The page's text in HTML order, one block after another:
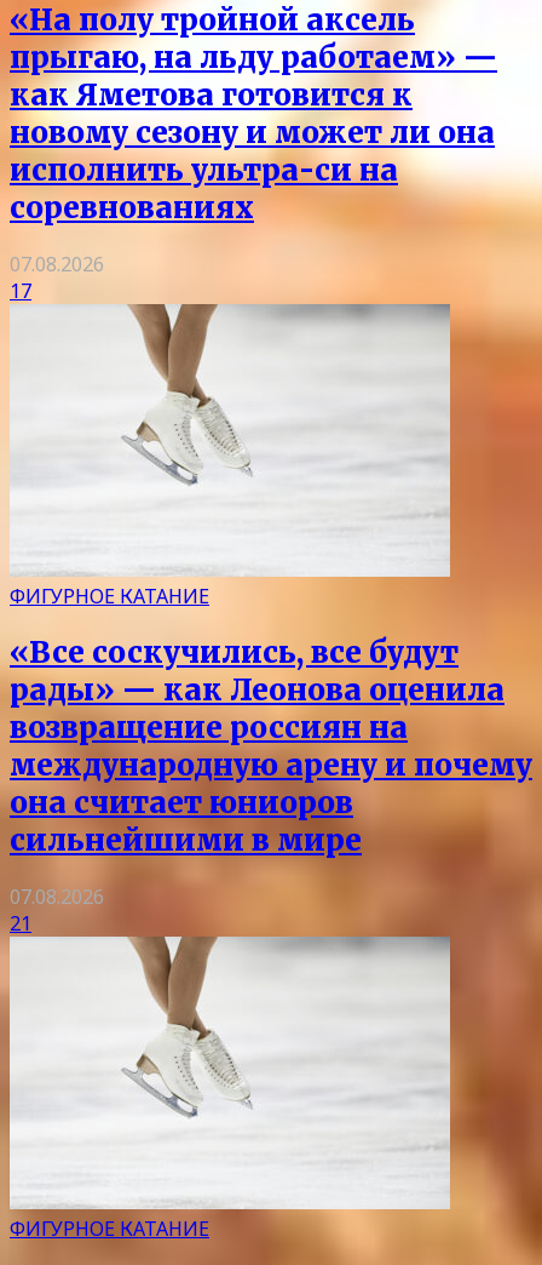
«На полу тройной аксель
прыгаю, на льду работаем» —
как Яметова готовится к
новому сезону и может ли она
исполнить ультра-си на
соревнованиях
07.08.2026
17
ФИГУРНОЕ КАТАНИЕ
«Все соскучились, все будут
рады» — как Леонова оценила
возвращение россиян на
международную арену и почему
она считает юниоров
сильнейшими в мире
07.08.2026
21
ФИГУРНОЕ КАТАНИЕ